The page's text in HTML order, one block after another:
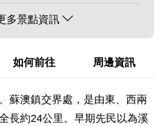
多景點資訊
如何前往 周邊資訊
蘇澳鎮交界處，是由東、西兩
長約24公里。早期先民以為溪